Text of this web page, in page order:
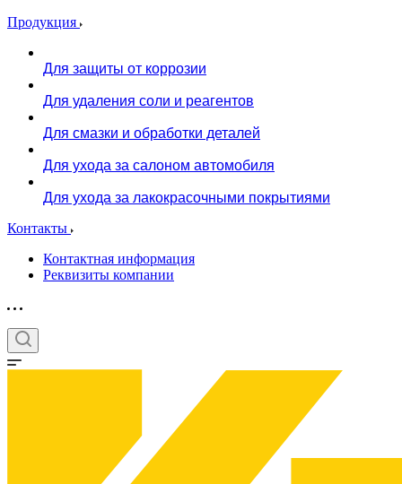
Продукция
Для защиты от коррозии
Для удаления соли и реагентов
Для смазки и обработки деталей
Для ухода за салоном автомобиля
Для ухода за лакокрасочными покрытиями
Контакты
Контактная информация
Реквизиты компании